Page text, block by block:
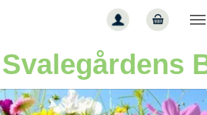
Svalegårdens